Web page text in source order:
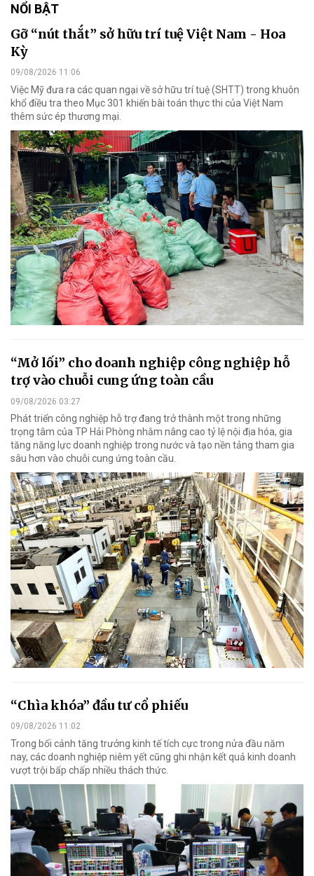
NỔI BẬT
Gỡ “nút thắt” sở hữu trí tuệ Việt Nam - Hoa
Kỳ
09/08/2026 11:06
Việc Mỹ đưa ra các quan ngại về sở hữu trí tuệ (SHTT) trong khuôn
khổ điều tra theo Mục 301 khiến bài toán thực thi của Việt Nam
thêm sức ép thương mại.
“Mở lối” cho doanh nghiệp công nghiệp hỗ
trợ vào chuỗi cung ứng toàn cầu
09/08/2026 03:27
Phát triển công nghiệp hỗ trợ đang trở thành một trong những
trọng tâm của TP Hải Phòng nhằm nâng cao tỷ lệ nội địa hóa, gia
tăng năng lực doanh nghiệp trong nước và tạo nền tảng tham gia
sâu hơn vào chuỗi cung ứng toàn cầu.
“Chìa khóa” đầu tư cổ phiếu
09/08/2026 11:02
Trong bối cảnh tăng trưởng kinh tế tích cực trong nửa đầu năm
nay, các doanh nghiệp niêm yết cũng ghi nhận kết quả kinh doanh
vượt trội bấp chấp nhiều thách thức.